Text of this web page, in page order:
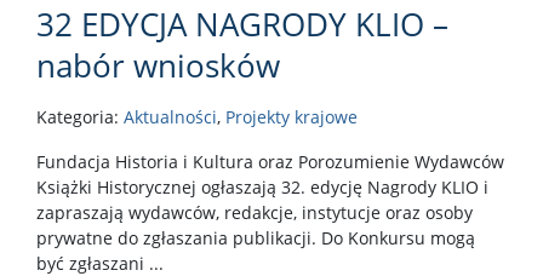
32 EDYCJA NAGRODY KLIO –
nabór wniosków
Kategoria: Aktualności, Projekty krajowe
Fundacja Historia i Kultura oraz Porozumienie Wydawców
Książki Historycznej ogłaszają 32. edycję Nagrody KLIO i
zapraszają wydawców, redakcje, instytucje oraz osoby
prywatne do zgłaszania publikacji. Do Konkursu mogą
być zgłaszani ...